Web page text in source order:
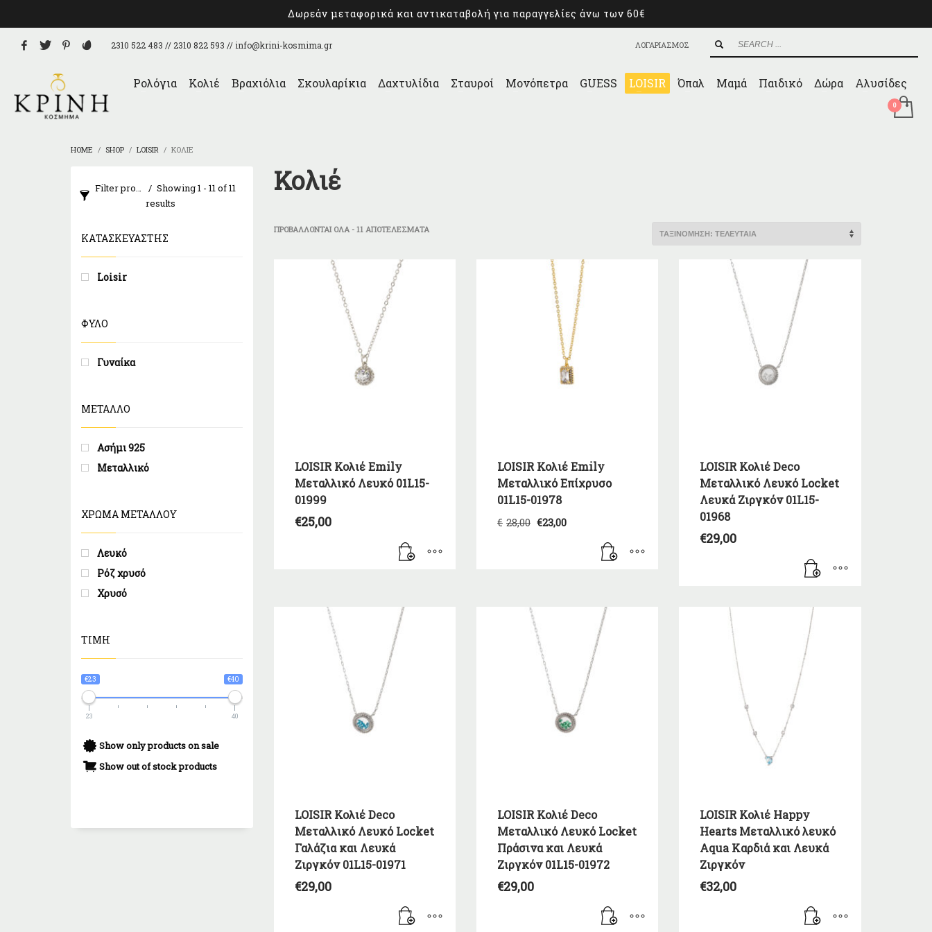
Δωρεάν μεταφορικά και αντικαταβολή για παραγγελίες άνω των 60€
2310 522 483 // 2310 822 593 // info@krini-kosmima.gr ΛΟΓΑΡΙΑΣΜΟΣ
Ρολόγια Κολιέ Βραχιόλια Σκουλαρίκια Δαχτυλίδια Σταυροί Μονόπετρα GUESS LOISIR Όπαλ Μαμά Παιδικό Δώρα Αλυσίδες
HOME SHOP LOISIR ΚΟΛΙΈ
Κολιέ
ΠΡΟΒΆΛΛΟΝΤΑΙ ΌΛΑ - 11 ΑΠΟΤΕΛΈΣΜΑΤΑSORTED
LOISIR Κολιέ Emily
Μεταλλικό Λευκό 01L15-
01999
€25,00
LOISIR Κολιέ Emily
Μεταλλικό Επίχρυσο
01L15-01978
€ 28,00 Original
€23,00Η
LOISIR Κολιέ Deco
Μεταλλικό Λευκό Locket
Λευκά Ζιργκόν 01L15-
01968
€29,00
LOISIR Κολιέ Deco
Μεταλλικό Λευκό Locket
Γαλάζια και Λευκά
Ζιργκόν 01L15-01971
€29,00
LOISIR Κολιέ Deco
Μεταλλικό Λευκό Locket
Πράσινα και Λευκά
Ζιργκόν 01L15-01972
€29,00
LOISIR Κολιέ Happy
Hearts Μεταλλικό λευκό
Aqua Καρδιά και Λευκά
Ζιργκόν
€32,00
Filter products
Showing 1 - 11 of 11
results
ΚΑΤΑΣΚΕΥΑΣΤΉΣ
Loisir
ΦΥΛΟ
Γυναίκα
ΜΕΤΑΛΛΟ
Ασήμι 925
Μεταλλικό
ΧΡΩΜΑ ΜΕΤΑΛΛΟΥ
Λευκό
Ρόζ χρυσό
Χρυσό
ΤΙΜΗ
€23 €40
23 40
Show only products on sale
Show out of stock products